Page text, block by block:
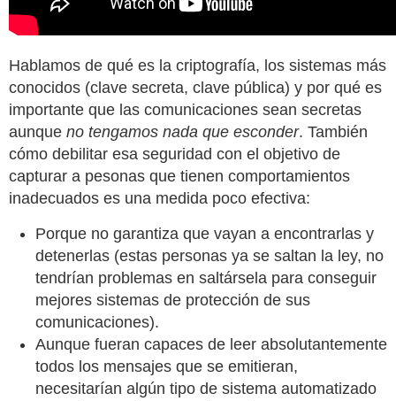
Hablamos de qué es la criptografía, los sistemas más
conocidos (clave secreta, clave pública) y por qué es
importante que las comunicaciones sean secretas
aunque no tengamos nada que esconder. También
cómo debilitar esa seguridad con el objetivo de
capturar a pesonas que tienen comportamientos
inadecuados es una medida poco efectiva:
Porque no garantiza que vayan a encontrarlas y
detenerlas (estas personas ya se saltan la ley, no
tendrían problemas en saltársela para conseguir
mejores sistemas de protección de sus
comunicaciones).
Aunque fueran capaces de leer absolutantemente
todos los mensajes que se emitieran,
necesitarían algún tipo de sistema automatizado